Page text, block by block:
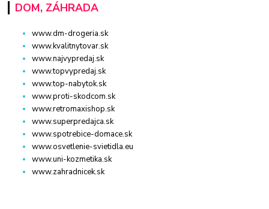
DOM, ZÁHRADA
www.dm-drogeria.sk
www.kvalitnytovar.sk
www.najvypredaj.sk
www.topvypredaj.sk
www.top-nabytok.sk
www.proti-skodcom.sk
www.retromaxishop.sk
www.superpredajca.sk
www.spotrebice-domace.sk
www.osvetlenie-svietidla.eu
www.uni-kozmetika.sk
www.zahradnicek.sk